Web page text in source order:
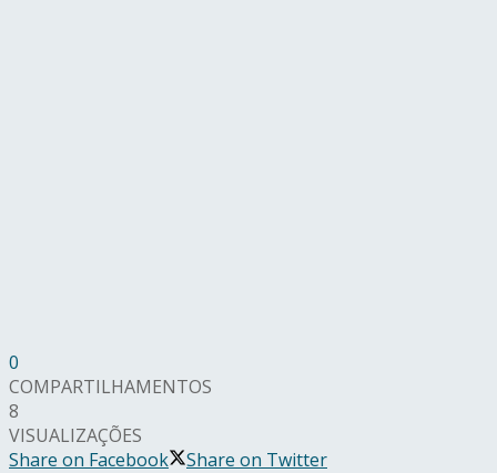
0
COMPARTILHAMENTOS
8
VISUALIZAÇÕES
Share on Facebook
Share on Twitter